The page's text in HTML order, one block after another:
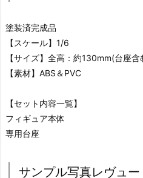
塗装済完成品
【スケール】1/6
【サイズ】全高：約130mm(台座
【素材】ABS＆PVC
【セット内容一覧】
フィギュア本体
専用台座
サンプル写真レヴュ